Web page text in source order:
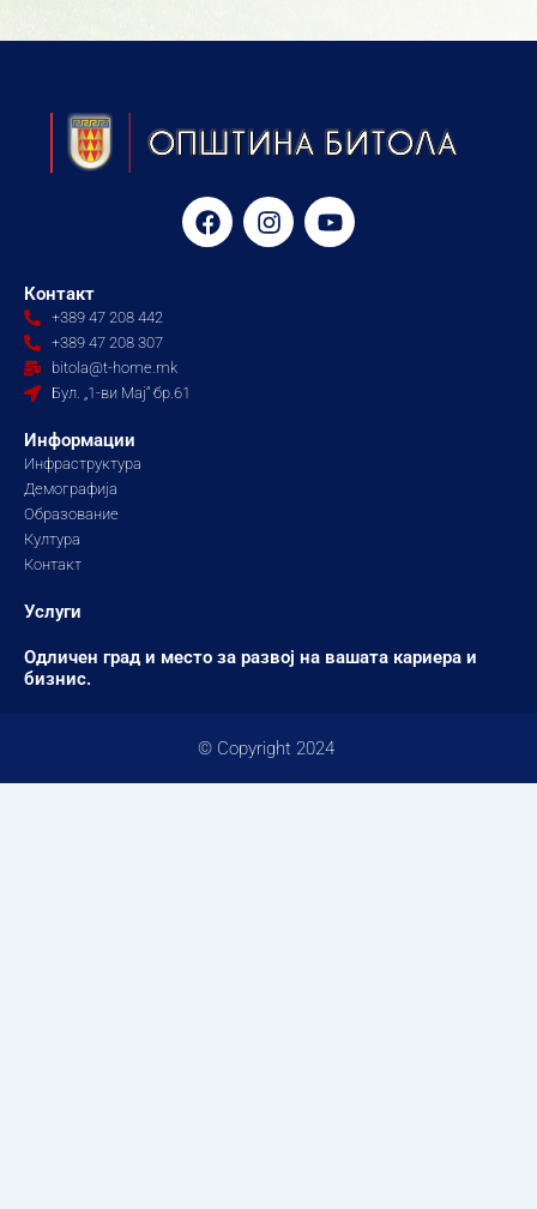
F
a
I
n
Y
o
Контакт
+389 47 208 442
+389 47 208 307
bitola@t-home.mk
Бул. „1-ви Мај“ бр.61
Информации
Инфраструктура
Демографија
Образование
Култура
Контакт
Услуги
Одличен град и место за развој на вашата кариера и
бизнис.
© Copyright 2024